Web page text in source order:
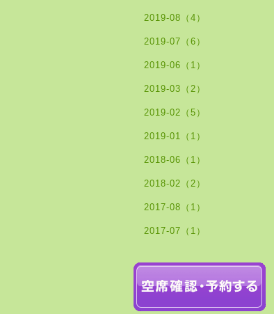
2019-08（4）
2019-07（6）
2019-06（1）
2019-03（2）
2019-02（5）
2019-01（1）
2018-06（1）
2018-02（2）
2017-08（1）
2017-07（1）